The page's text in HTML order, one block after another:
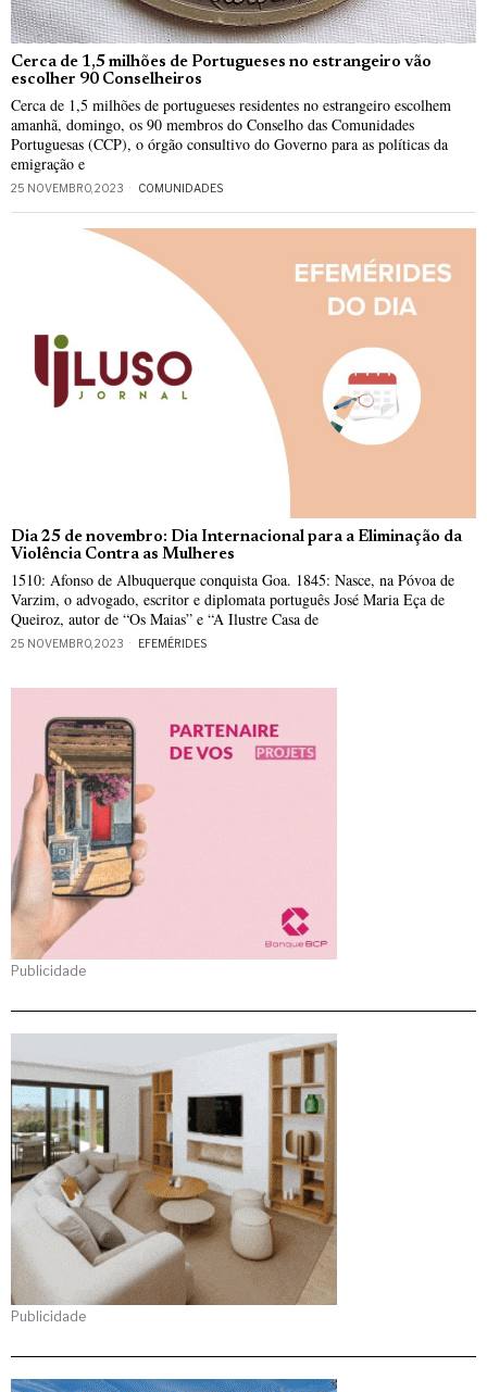
Cerca de 1,5 milhões de Portugueses no estrangeiro vão
escolher 90 Conselheiros
Cerca de 1,5 milhões de portugueses residentes no estrangeiro escolhem
amanhã, domingo, os 90 membros do Conselho das Comunidades
Portuguesas (CCP), o órgão consultivo do Governo para as políticas da
emigração e
25 NOVEMBRO, 2023 COMUNIDADES
Dia 25 de novembro: Dia Internacional para a Eliminação da
Violência Contra as Mulheres
1510: Afonso de Albuquerque conquista Goa. 1845: Nasce, na Póvoa de
Varzim, o advogado, escritor e diplomata português José Maria Eça de
Queiroz, autor de “Os Maias” e “A Ilustre Casa de
25 NOVEMBRO, 2023 EFEMÉRIDES
Publicidade
Publicidade